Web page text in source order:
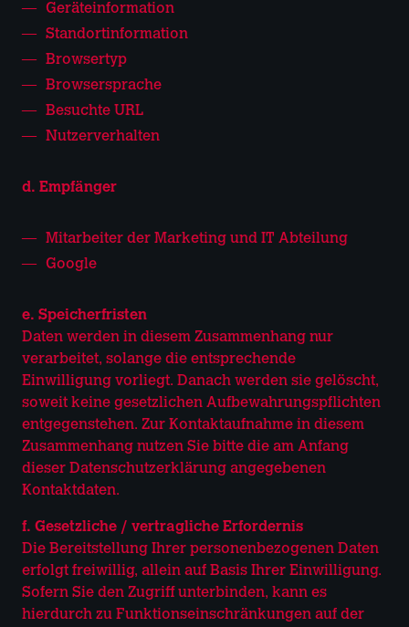
Geräteinformation
Standortinformation
Browsertyp
Browsersprache
Besuchte URL
Nutzerverhalten
d. Empfänger
Mitarbeiter der Marketing und IT Abteilung
Google
e. Speicherfristen
Daten werden in diesem Zusammenhang nur
verarbeitet, solange die entsprechende
Einwilligung vorliegt. Danach werden sie gelöscht,
soweit keine gesetzlichen Aufbewahrungspflichten
entgegenstehen. Zur Kontaktaufnahme in diesem
Zusammenhang nutzen Sie bitte die am Anfang
dieser Datenschutzerklärung angegebenen
Kontaktdaten.
f. Gesetzliche / vertragliche Erfordernis
Die Bereitstellung Ihrer personenbezogenen Daten
erfolgt freiwillig, allein auf Basis Ihrer Einwilligung.
Sofern Sie den Zugriff unterbinden, kann es
hierdurch zu Funktionseinschränkungen auf der